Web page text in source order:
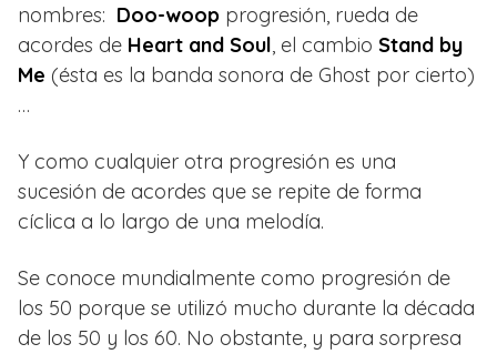
nombres: Doo-woop progresión, rueda de
acordes de Heart and Soul, el cambio Stand by
Me (ésta es la banda sonora de Ghost por cierto)
…
Y como cualquier otra progresión es una
sucesión de acordes que se repite de forma
cíclica a lo largo de una melodía.
Se conoce mundialmente como progresión de
los 50 porque se utilizó mucho durante la década
de los 50 y los 60. No obstante, y para sorpresa